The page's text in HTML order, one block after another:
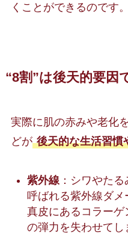
くことができるのです。
“8割”は後天的要因
実際に肌の赤みや老化
どが 後天的な生活習慣
紫外線 ：シワやた
呼ばれる紫外線ダメ
真皮にあるコラー
の弾力を失わせてし